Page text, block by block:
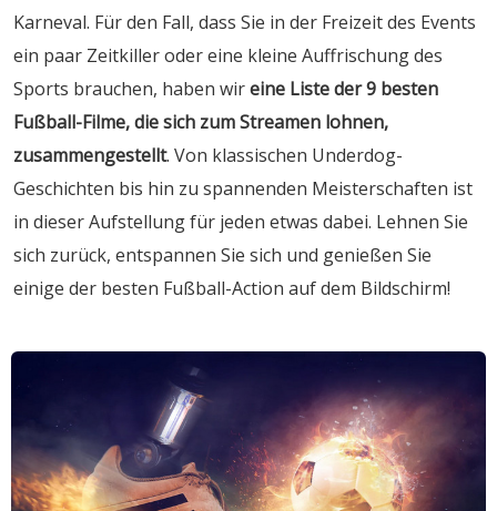
Karneval. Für den Fall, dass Sie in der Freizeit des Events
ein paar Zeitkiller oder eine kleine Auffrischung des
Sports brauchen, haben wireine Liste der 9 besten
Fußball-Filme, die sich zum Streamen lohnen,
zusammengestellt. Von klassischen Underdog-
Geschichten bis hin zu spannenden Meisterschaften ist
in dieser Aufstellung für jeden etwas dabei. Lehnen Sie
sich zurück, entspannen Sie sich und genießen Sie
einige der besten Fußball-Action auf dem Bildschirm!